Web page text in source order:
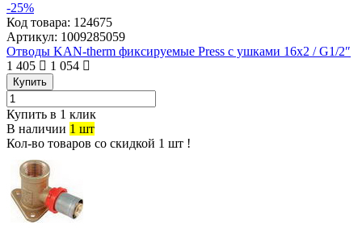
-25%
Код товара: 124675
Артикул: 1009285059
Отводы KAN-therm фиксируемые Press с ушками 16x2 / G1/2″
1 405
1 054
Купить
Купить в 1 клик
В наличии 1 шт
Кол-во товаров со скидкой 1 шт !